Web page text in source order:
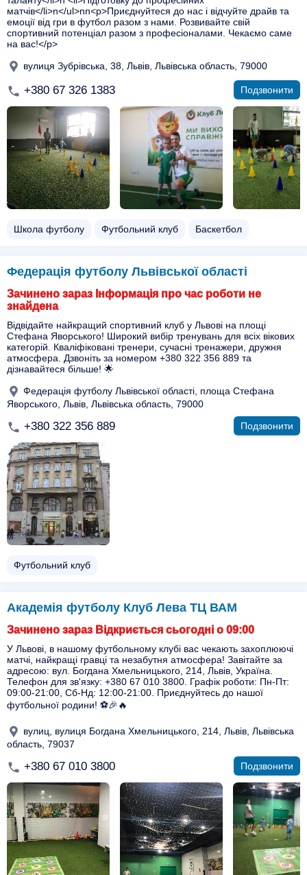
матчів</li>n</ul>nn<p>Приєднуйтеся до нас і відчуйте драйв та
емоції від гри в футбол разом з нами. Розвивайте свій
спортивний потенціал разом з професіоналами. Чекаємо саме
на вас!</p>
вулиця Зубрівська, 38, Львів, Львівська область, 79000
+380 67 326 1383 Подзвонити
Школа футболу Футбольний клуб Баскетбол
Федерація футболу Львівської області
Зачинено зараз Інформація про час роботи не
знайдена
Відвідайте найкращий спортивний клуб у Львові на площі
Стефана Яворського! Широкий вибір тренувань для всіх вікових
категорій. Кваліфіковані тренери, сучасні тренажери, дружня
атмосфера. Дзвоніть за номером +380 322 356 889 та
дізнавайтеся більше! 🌟
Федерація футболу Львівської області, площа Стефана
Яворського, Львів, Львівська область, 79000
+380 322 356 889 Подзвонити
Футбольний клуб
Академія футболу Клуб Лева ТЦ ВАМ
Зачинено зараз Відкриється сьогодні о 09:00
У Львові, в нашому футбольному клубі вас чекають захоплюючі
матчі, найкращі гравці та незабутня атмосфера! Завітайте за
адресою: вул. Богдана Хмельницького, 214, Львів, Україна.
Телефон для зв'язку: +380 67 010 3800. Графік роботи: Пн-Пт:
09:00-21:00, Сб-Нд: 12:00-21:00. Приєднуйтесь до нашої
футбольної родини! ⚽🎉🔥
вулиц, вулиця Богдана Хмельницького, 214, Львів, Львівська
область, 79037
+380 67 010 3800 Подзвонити